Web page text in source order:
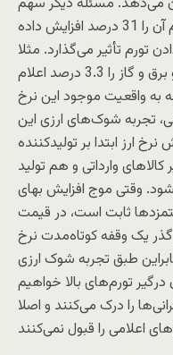
اجاره برآوردی است که مرکز آمار سهم آن را 31 درصد افزایش داده
تورم تأثیر می‌گذارد. مثلا
در آبان نرخ تورم نقطه‌به‌نقطه آب و برق و گاز را 3.3 درصد اعلام
به واقعیت موجود این نرخ
تجربه شوک‌های ارزی این
ارز ابتدا بر تولیدکننده
وارداتی و هم تولید
وقتی موج افزایش بهای
ثابت است، در قیمت
گذر یک وقفه کوتاه‌مدت نرخ
طبق تجربه شوک ارزی
1400 ما همچنان درگیر تورم‌های بالا خواهیم
را درک می‌کنند و اصلا